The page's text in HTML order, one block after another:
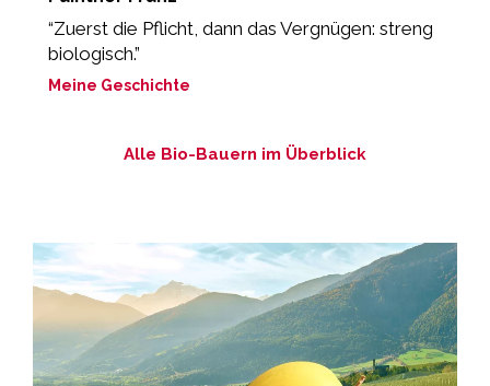
“Zuerst die Pflicht, dann das Vergnügen: streng
biologisch.”
Meine Geschichte
Alle Bio-Bauern im Überblick